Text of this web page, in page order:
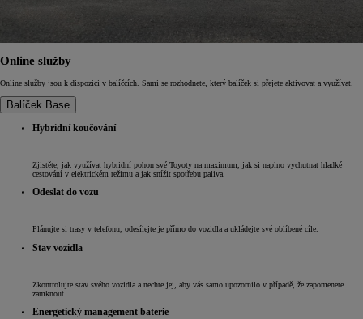
Online služby
Online služby jsou k dispozici v balíčcích. Sami se rozhodnete, který balíček si přejete aktivovat a využívat.
Balíček Base
Hybridní koučování
Zjistěte, jak využívat hybridní pohon své Toyoty na maximum, jak si naplno vychutnat hladké
cestování v elektrickém režimu a jak snížit spotřebu paliva.
Odeslat do vozu
Plánujte si trasy v telefonu, odesílejte je přímo do vozidla a ukládejte své oblíbené cíle.
Stav vozidla
Zkontrolujte stav svého vozidla a nechte jej, aby vás samo upozornilo v případě, že zapomenete
zamknout.
Energetický management baterie